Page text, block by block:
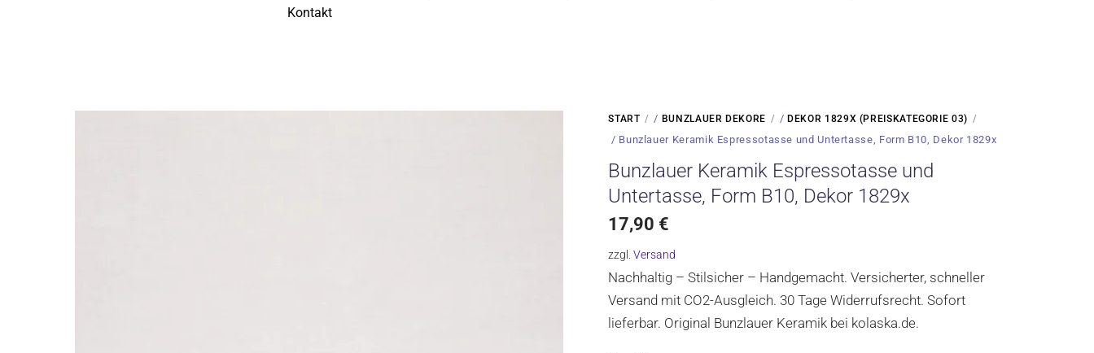
Kontakt
START / BUNZLAUER DEKORE /DEKOR 1829X (PREISKATEGORIE 03)
/ Bunzlauer Keramik Espressotasse und Untertasse, Form B10, Dekor 1829x
Bunzlauer Keramik Espressotasse und
Untertasse, Form B10, Dekor 1829x
17,90 €
zzgl.Versand
Nachhaltig – Stilsicher – Handgemacht. Versicherter, schneller
Versand mit CO2-Ausgleich. 30 Tage Widerrufsrecht. Sofort
lieferbar. Original Bunzlauer Keramik bei kolaska.de.